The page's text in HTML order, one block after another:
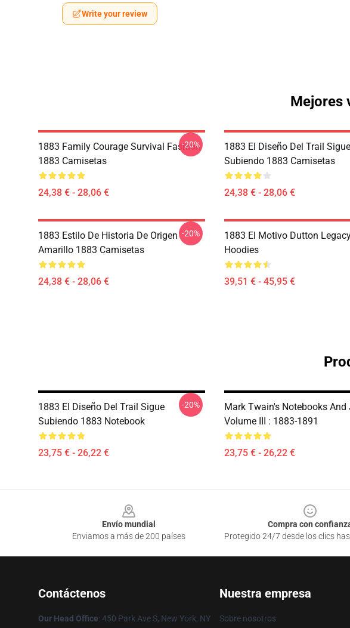
Write your review
Mejores
1883 Family Courage Survival Fashion
1883 Camisetas
24,38 € - 28,06 €
-20%
1883 El Diseño Del Trail Sigue
Subiendo 1883 Camisetas
24,38 € - 28,06 €
1883 Estilo De Historia De Origen
Amarillo 1883 Camisetas
24,38 € - 28,06 €
-20%
1883 El Motivo Dutton
Hoodies
39,51 € - 45,95 €
1883 El Diseño Del Trail Sigue
Subiendo 1883 Notebook
23,75 € - 26,22 €
-20%
Mark Twain's Notebooks And
Volume III : 1883-1891
23,75 € - 26,22 €
Envío mundial
Enviamos a más de 200 países
Compra con
Protegido 24/7 desde los clics
Contáctenos
Our Head Office: 450 Park Ave S, New York, NY
Nuestra empresa
Sobre nosotros